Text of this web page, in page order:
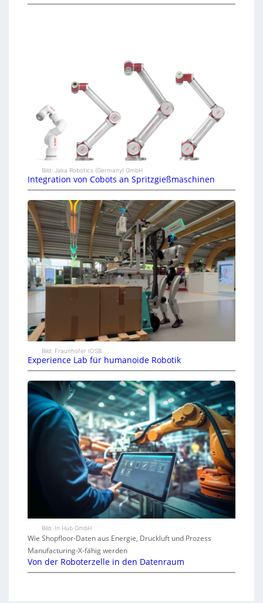
Bild: Jaka Robotics (Germany) GmbH
Integration von Cobots an Spritzgießmaschinen
Bild: Fraunhofer IOSB
Experience Lab für humanoide Robotik
Bild: In.Hub GmbH
Wie Shopfloor-Daten aus Energie, Druckluft und Prozess
Manufacturing-X-fähig werden
Von der Roboterzelle in den Datenraum